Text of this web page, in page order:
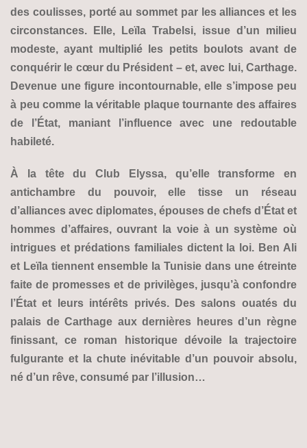
des coulisses, porté au sommet par les alliances et les
circonstances. Elle, Leïla Trabelsi, issue d’un milieu
modeste, ayant multiplié les petits boulots avant de
conquérir le cœur du Président – et, avec lui, Carthage.
Devenue une figure incontournable, elle s’impose peu
à peu comme la véritable plaque tournante des affaires
de l’État, maniant l’influence avec une redoutable
habileté.
À la tête du Club Elyssa, qu’elle transforme en
antichambre du pouvoir, elle tisse un réseau
d’alliances avec diplomates, épouses de chefs d’État et
hommes d’affaires, ouvrant la voie à un système où
intrigues et prédations familiales dictent la loi. Ben Ali
et Leïla tiennent ensemble la Tunisie dans une étreinte
faite de promesses et de privilèges, jusqu’à confondre
l’État et leurs intérêts privés. Des salons ouatés du
palais de Carthage aux dernières heures d’un règne
finissant, ce roman historique dévoile la trajectoire
fulgurante et la chute inévitable d’un pouvoir absolu,
né d’un rêve, consumé par l’illusion…